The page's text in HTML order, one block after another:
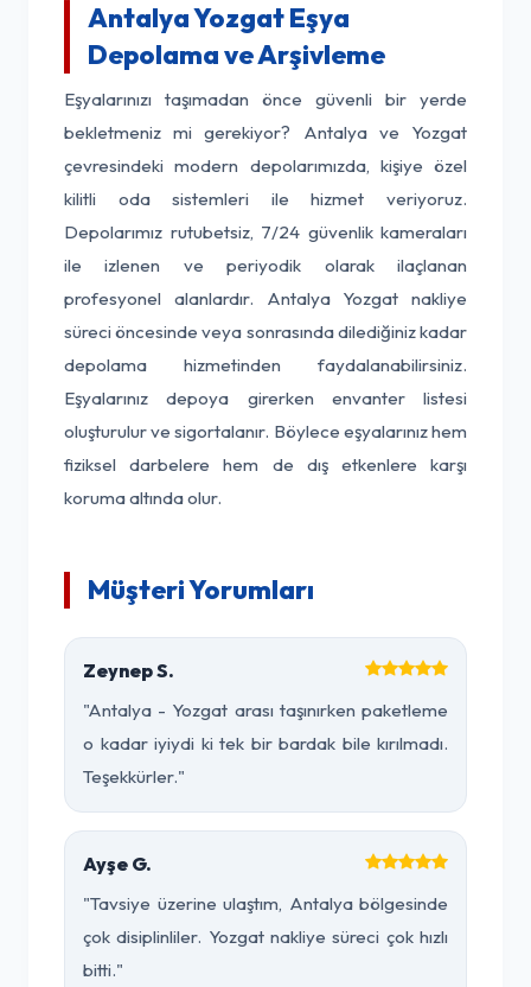
Antalya Yozgat Eşya
Depolama ve Arşivleme
Eşyalarınızı taşımadan önce güvenli bir yerde
bekletmeniz mi gerekiyor? Antalya ve Yozgat
çevresindeki modern depolarımızda, kişiye özel
kilitli oda sistemleri ile hizmet veriyoruz.
Depolarımız rutubetsiz, 7/24 güvenlik kameraları
ile izlenen ve periyodik olarak ilaçlanan
profesyonel alanlardır. Antalya Yozgat nakliye
süreci öncesinde veya sonrasında dilediğiniz kadar
depolama hizmetinden faydalanabilirsiniz.
Eşyalarınız depoya girerken envanter listesi
oluşturulur ve sigortalanır. Böylece eşyalarınız hem
fiziksel darbelere hem de dış etkenlere karşı
koruma altında olur.
Müşteri Yorumları
Zeynep S.
"Antalya - Yozgat arası taşınırken paketleme
o kadar iyiydi ki tek bir bardak bile kırılmadı.
Teşekkürler."
Ayşe G.
"Tavsiye üzerine ulaştım, Antalya bölgesinde
çok disiplinliler. Yozgat nakliye süreci çok hızlı
bitti."